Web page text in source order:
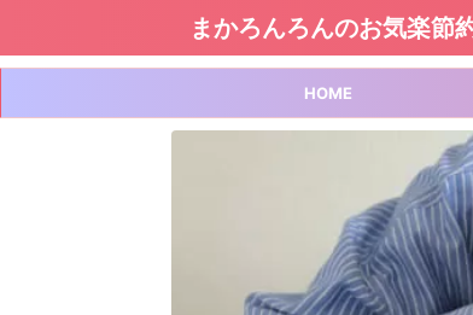
まかろんろんのお気楽節
HOME